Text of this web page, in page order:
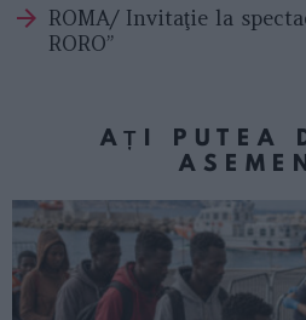
ROMA/ Invitaţie la
RORO”
AȚI PUTEA